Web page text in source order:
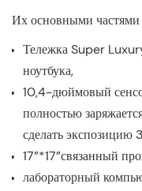
Их основными частями
Тележка Super
ноутбука,
10,4-дюймовый
полностью
сделать
17”*17”связанный
лабораторный